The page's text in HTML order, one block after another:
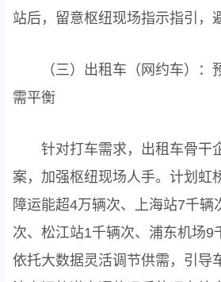
站后，留意枢纽现场指示指引，
（三）出租车（网约车）：
需平衡
针对打车需求，出租车骨干
案，加强枢纽现场人手。计划虹
障运能超4万辆次、上海站7千辆
次、松江站1千辆次、浦东机场9
依托大数据灵活调节供需，引导